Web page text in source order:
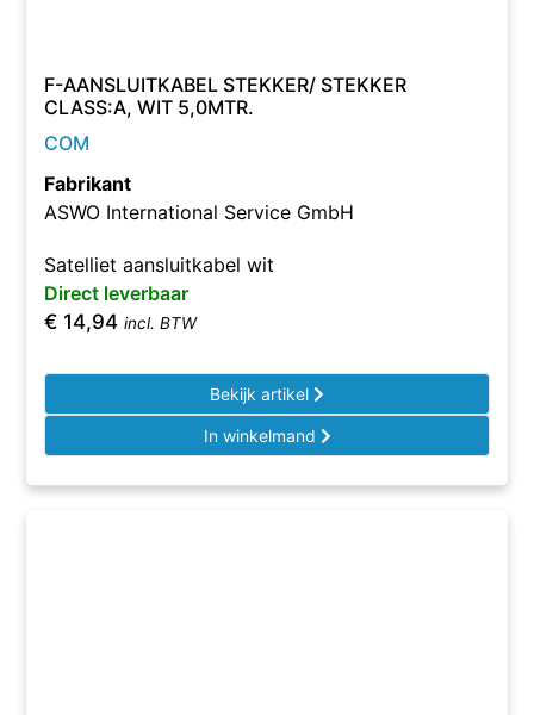
F-AANSLUITKABEL STEKKER/ STEKKER
CLASS:A, WIT 5,0MTR.
COM
Fabrikant
ASWO International Service GmbH
Satelliet aansluitkabel wit
Direct leverbaar
€ 14,94 incl. BTW
Bekijk artikel
In winkelmand